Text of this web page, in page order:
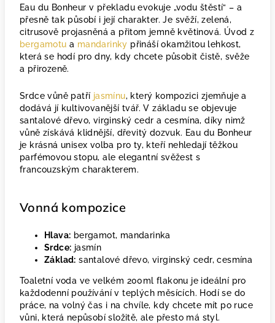
Eau du Bonheur v překladu evokuje „vodu štěstí“ – a
přesně tak působí i její charakter. Je svěží, zelená,
citrusově projasněná a přitom jemně květinová. Úvod z
bergamotu a mandarinky přináší okamžitou lehkost,
která se hodí pro dny, kdy chcete působit čistě, svěže
a přirozeně.
Srdce vůně patří jasmínu, který kompozici zjemňuje a
dodává jí kultivovanější tvář. V základu se objevuje
santalové dřevo, virginský cedr a cesmína, díky nimž
vůně získává klidnější, dřevitý dozvuk. Eau du Bonheur
je krásná unisex volba pro ty, kteří nehledají těžkou
parfémovou stopu, ale elegantní svěžest s
francouzským charakterem.
Vonná kompozice
Hlava: bergamot, mandarinka
Srdce: jasmín
Základ: santalové dřevo, virginský cedr, cesmína
Toaletní voda ve velkém 200ml flakonu je ideální pro
každodenní používání v teplých měsících. Hodí se do
práce, na volný čas i na chvíle, kdy chcete mít po ruce
vůni, která nepůsobí složitě, ale přesto má styl.